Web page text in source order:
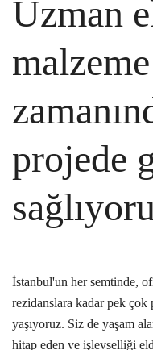
Uzman
projede
İstanbul'un her semtinde,
rezidanslara kadar pek çok
yaşıyoruz. Siz de yaşam
hitap eden ve işlevselliği